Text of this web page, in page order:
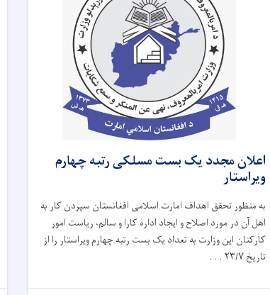
اعلان مجدد یک بست مسلکی رتبه چهارم
ویراستار
به منظور تحقق اهداف امارت اسلامی افغانستان سپردن کار به
اهل آن در مورد اصلاح و ایجاد اداره کارا و سالم، ریاست امور
کارکنان این وزارت به تعداد یک بست رتبه چهارم ویراستار را از
تاریخ
۲۳/۷ . . .